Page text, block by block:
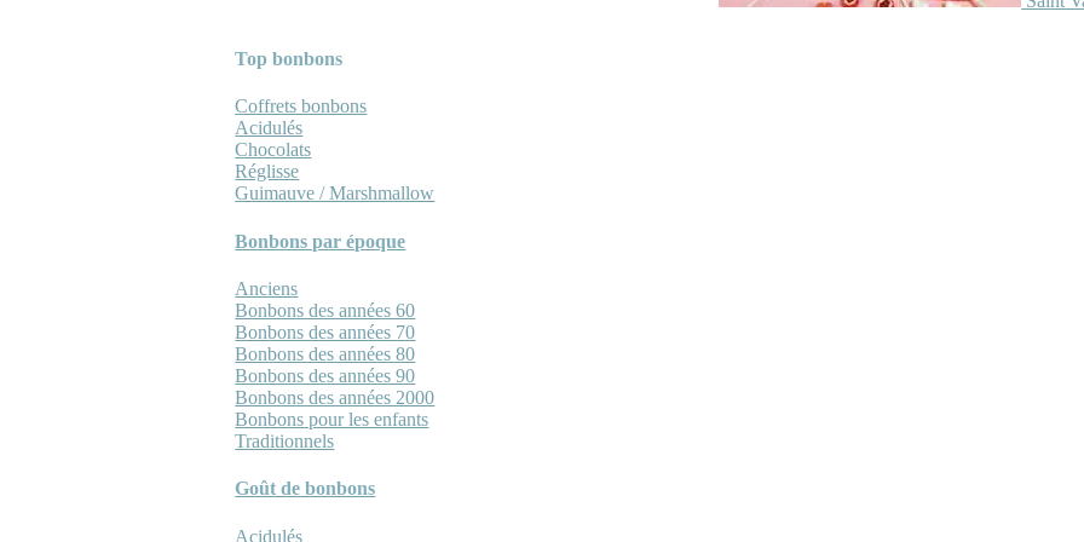
Top bonbons
Coffrets bonbons
Acidulés
Chocolats
Réglisse
Guimauve / Marshmallow
Bonbons par époque
Anciens
Bonbons des années 60
Bonbons des années 70
Bonbons des années 80
Bonbons des années 90
Bonbons des années 2000
Bonbons pour les enfants
Traditionnels
Goût de bonbons
Acidulés